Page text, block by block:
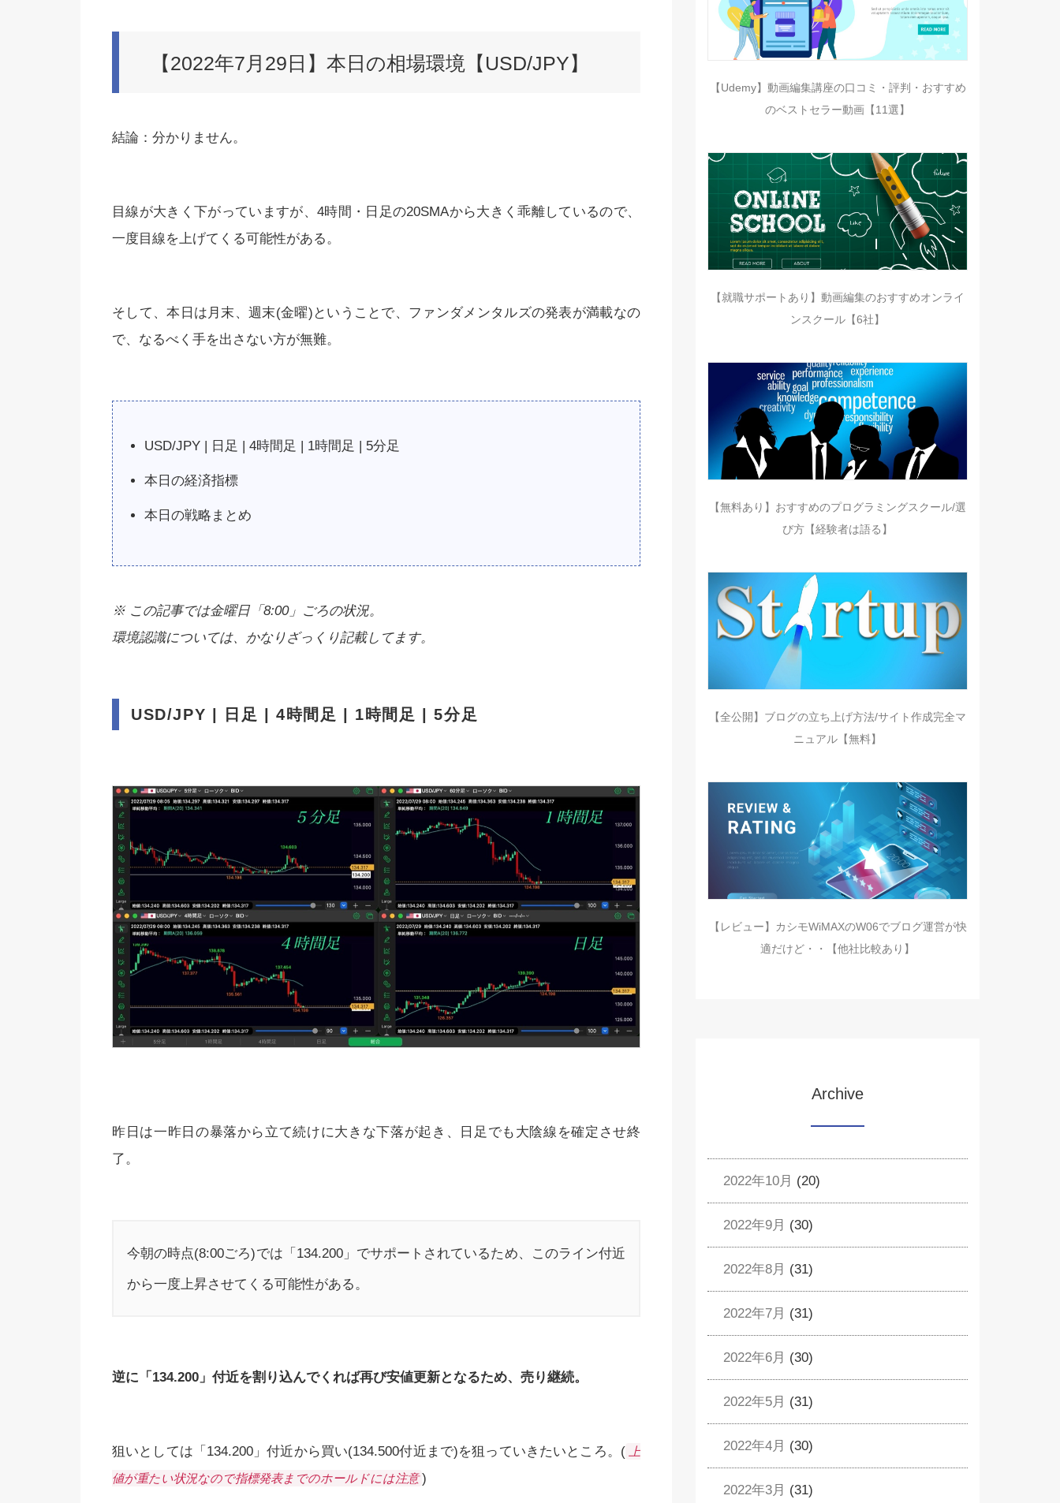
【2022年7月29日】本日の相場環境【USD/JPY】
結論：分かりません。
目線が大きく下がっていますが、4時間・日足の20SMAから大きく乖離しているので、
一度目線を上げてくる可能性がある。
そして、本日は月末、週末(金曜)ということで、ファンダメンタルズの発表が満載なの
で、なるべく手を出さない方が無難。
USD/JPY | 日足 | 4時間足 | 1時間足 | 5分足
本日の経済指標
本日の戦略まとめ
※ この記事では金曜日「8:00」ごろの状況。
環境認識については、かなりざっくり記載してます。
USD/JPY | 日足 | 4時間足 | 1時間足 | 5分足
昨日は一昨日の暴落から立て続けに大きな下落が起き、日足でも大陰線を確定させ終
了。
今朝の時点(8:00ごろ)では「134.200」でサポートされているため、このライン付近
から一度上昇させてくる可能性がある。
逆に「134.200」付近を割り込んでくれば再び安値更新となるため、売り継続。
狙いとしては「134.200」付近から買い(134.500付近まで)を狙っていきたいところ。(
上
値が重たい状況なので指標発表までのホールドには注意 )
【Udemy】動画編集講座の口コミ・評判・おすすめ
のベストセラー動画【11選】
【就職サポートあり】動画編集のおすすめオンライ
ンスクール【6社】
【無料あり】おすすめのプログラミングスクール/選
び方【経験者は語る】
【全公開】ブログの立ち上げ方法/サイト作成完全マ
ニュアル【無料】
【レビュー】カシモWiMAXのW06でブログ運営が快
適だけど・・【他社比較あり】
Archive
2022年10月 (20)
2022年9月 (30)
2022年8月 (31)
2022年7月 (31)
2022年6月 (30)
2022年5月 (31)
2022年4月 (30)
2022年3月 (31)